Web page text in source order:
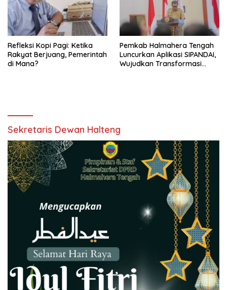
Refleksi Kopi Pagi: Ketika
Rakyat Berjuang, Pemerintah
di Mana?
Pemkab Halmahera Tengah
Luncurkan Aplikasi SIPANDAI,
Wujudkan Transformasi
Sekretaris Dewan Halteng